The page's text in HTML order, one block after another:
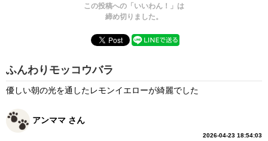
この投稿への「いいわん！」は
締め切りました。
ふんわりモッコウバラ
優しい朝の光を通したレモンイエローが綺麗でした
アンママ さん
2026-04-23 18:54:03